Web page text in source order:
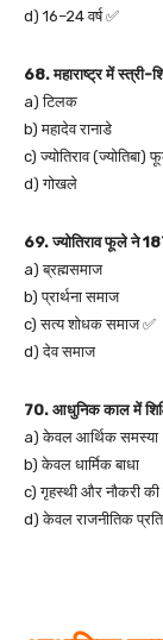
d) 16–24 वर्ष ✅
68. महाराष्ट्र में स्त्री-
a) टिलक
b) महादेव रानाडे
c) ज्योतिराव (ज्योतिबा)
d) गोखले
69. ज्योतिराव फूले ने
a) ब्रह्मसमाज
b) प्रार्थना समाज
c) सत्य शोधक समाज ✅
d) देव समाज
70. आधुनिक काल में
a) केवल आर्थिक समस्या
b) केवल धार्मिक बाधा
c) गृहस्थी और नौकरी की
d) केवल राजनीतिक